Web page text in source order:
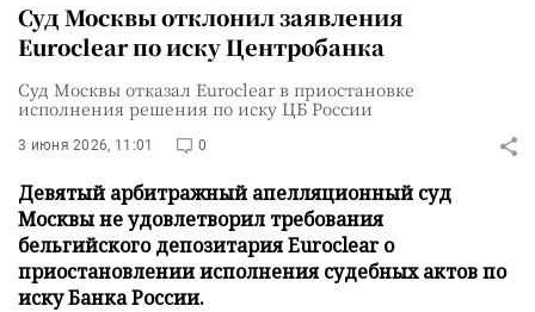
Суд Москвы отклонил заявления
Euroclear по иску Центробанка
Суд Москвы отказал Euroclear в приостановке
исполнения решения по иску ЦБ России
3 июня 2026, 11:01 0
Девятый арбитражный апелляционный суд
Москвы не удовлетворил требования
бельгийского депозитария Euroclear о
приостановлении исполнения судебных актов по
иску Банка России.